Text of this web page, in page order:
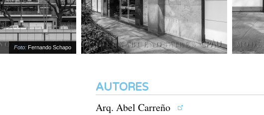
Foto:Fernando Schapo
AUTORES
Arq. Abel Carreño